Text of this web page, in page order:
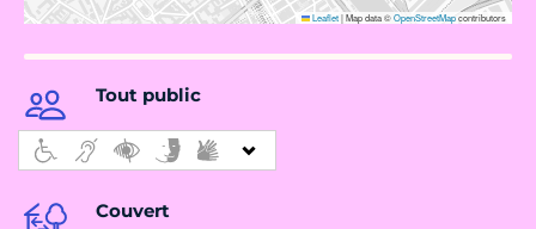
Leaflet|Map data ©OpenStreetMapcontributors
Tout public
Couvert